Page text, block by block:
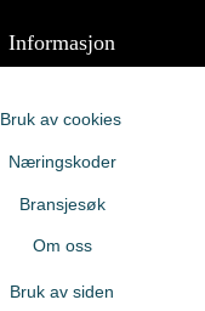
Informasjon
Bruk av cookies
Næringskoder
Bransjesøk
Om oss
Bruk av siden